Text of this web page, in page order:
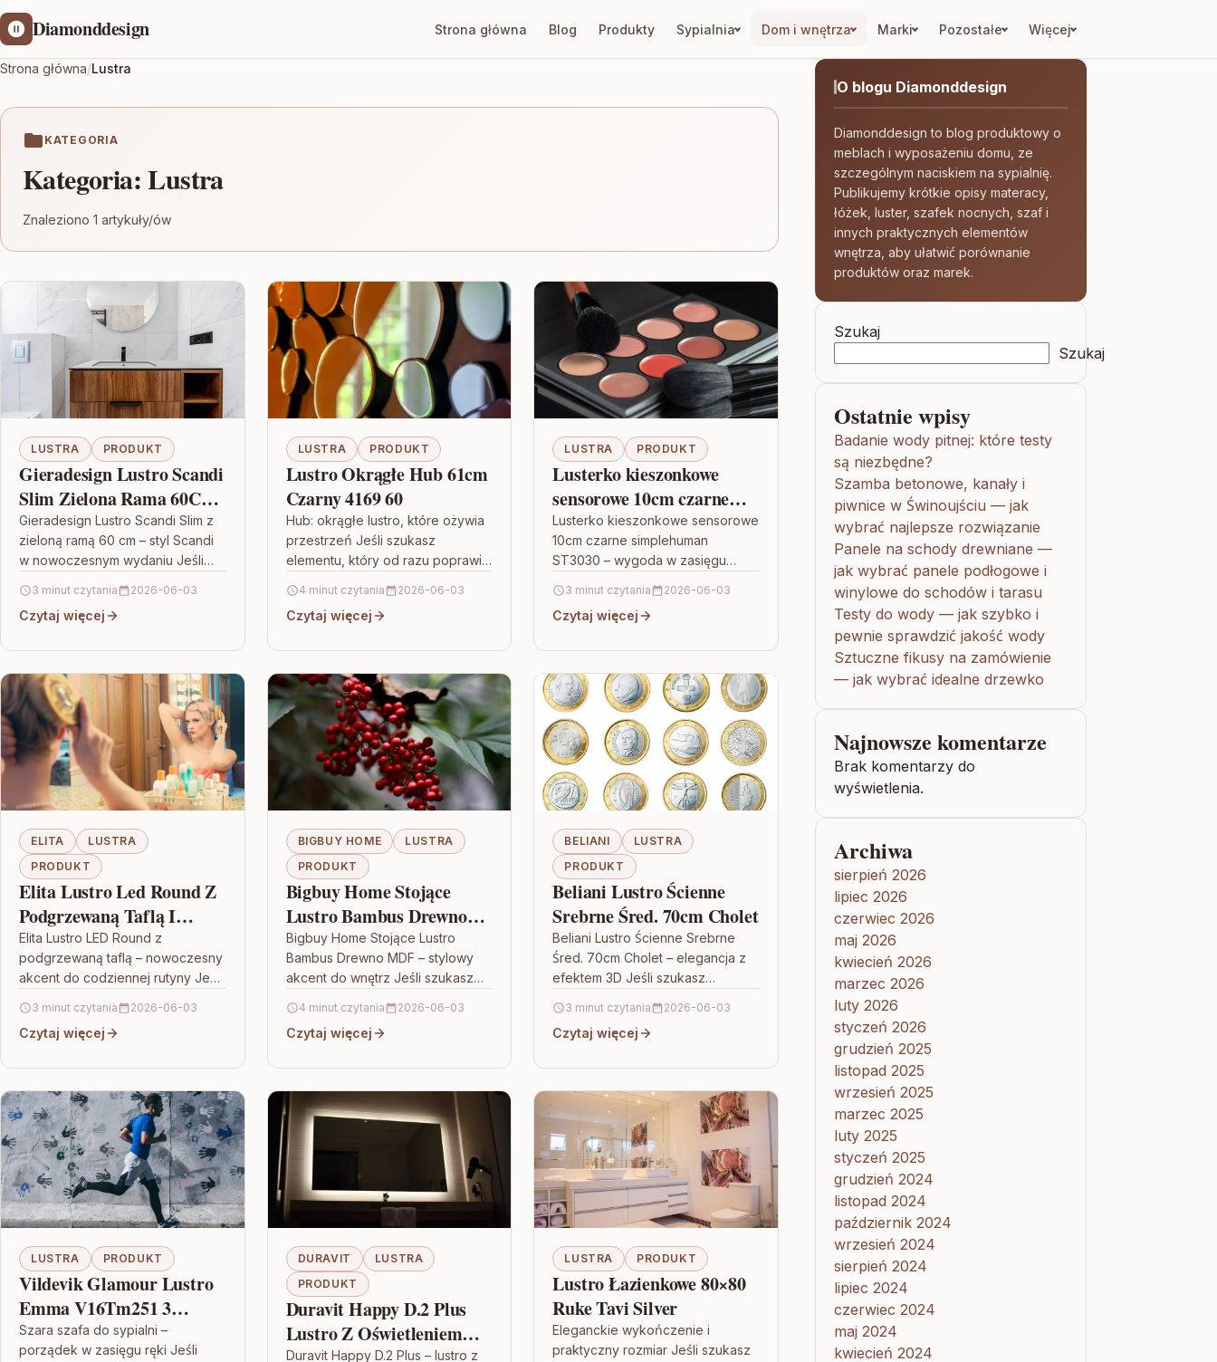
Diamonddesign Strona główna Blog Produkty Sypialnia Dom i wnętrza Marki Pozostałe Więcej
Strona główna/Lustra
KATEGORIA
Kategoria:Lustra
Znaleziono 1 artykuły/ów
LUSTRA PRODUKT
Gieradesign Lustro Scandi
Slim Zielona Rama 60Cm
Scd/Sl/Z/60
Gieradesign Lustro Scandi Slim z
zieloną ramą 60 cm – styl Scandi
w nowoczesnym wydaniu Jeśli
jednocześnie funkcjonalnego
dodatku do wnętrza,…
3 minut czytania 2026-06-03
Czytaj więcej
LUSTRA PRODUKT
Lustro Okrągłe Hub 61cm
Czarny 4169 60
Hub: okrągłe lustro, które ożywia
przestrzeń Jeśli szukasz
elementu, który od razu poprawi
Lustro Okrągłe Hub 61cm Czarny
4169…
4 minut czytania 2026-06-03
Czytaj więcej
LUSTRA PRODUKT
Lusterko kieszonkowe
sensorowe 10cm czarne
simplehuman ST3030
Lusterko kieszonkowe sensorowe
10cm czarne simplehuman
ST3030 – wygoda w zasięgu
poprawek makijażu często bywa
niewygodne: albo jest za małe,…
3 minut czytania 2026-06-03
Czytaj więcej
ELITA
LUSTRA
PRODUKT
Elita Lustro Led Round Z
Podgrzewaną Taflą I
Włącznikiem Światła
(167640)
Elita Lustro LED Round z
podgrzewaną taflą – nowoczesny
akcent do codziennej rutyny Jeśli
funkcjonalność z estetyką, model
Elita Lustro…
3 minut czytania 2026-06-03
Czytaj więcej
BIGBUY HOME
LUSTRA
PRODUKT
Bigbuy Home Stojące
Lustro Bambus Drewno
Mdf (11 5 X 120 49 Cm)
10954425
Bigbuy Home Stojące Lustro
Bambus Drewno MDF – stylowy
akcent do wnętrz Jeśli szukasz
porządkuje przestrzeń i dodaje
jej charakteru, Bigbuy…
4 minut czytania 2026-06-03
Czytaj więcej
BELIANI
LUSTRA
PRODUKT
Beliani Lustro Ścienne
Srebrne Śred. 70cm Cholet
Beliani Lustro Ścienne Srebrne
Śred. 70cm Cholet – elegancja z
efektem 3D Jeśli szukasz
wnętrzu charakter, Beliani Lustro
Ścienne…
3 minut czytania 2026-06-03
Czytaj więcej
LUSTRA PRODUKT
Vildevik Glamour Lustro
Emma V16Tm251 3
80X180Cm
Szara szafa do sypialni –
porządek w zasięgu ręki Jeśli
DURAVIT
LUSTRA
PRODUKT
Duravit Happy D.2 Plus
Lustro Z Oświetleniem
Duravit Happy D.2 Plus – lustro z
LUSTRA PRODUKT
Lustro Łazienkowe 80×80
Ruke Tavi Silver
Eleganckie wykończenie i
praktyczny rozmiar Jeśli szukasz
O blogu Diamonddesign
Diamonddesign to blog produktowy o
meblach i wyposażeniu domu, ze
szczególnym naciskiem na sypialnię.
Publikujemy krótkie opisy materacy,
łóżek, luster, szafek nocnych, szaf i
innych praktycznych elementów
wnętrza, aby ułatwić porównanie
produktów oraz marek.
Szukaj
Szukaj
Ostatnie wpisy
Badanie wody pitnej: które testy
są niezbędne?
Szamba betonowe, kanały i
piwnice w Świnoujściu — jak
wybrać najlepsze rozwiązanie
Panele na schody drewniane —
jak wybrać panele podłogowe i
winylowe do schodów i tarasu
Testy do wody — jak szybko i
pewnie sprawdzić jakość wody
Sztuczne fikusy na zamówienie
— jak wybrać idealne drzewko
Najnowsze komentarze
Brak komentarzy do
wyświetlenia.
Archiwa
sierpień 2026
lipiec 2026
czerwiec 2026
maj 2026
kwiecień 2026
marzec 2026
luty 2026
styczeń 2026
grudzień 2025
listopad 2025
wrzesień 2025
marzec 2025
luty 2025
styczeń 2025
grudzień 2024
listopad 2024
październik 2024
wrzesień 2024
sierpień 2024
lipiec 2024
czerwiec 2024
maj 2024
kwiecień 2024